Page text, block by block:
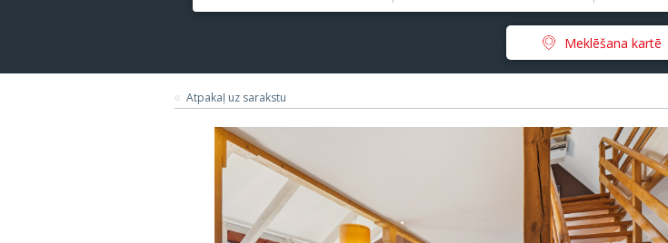
Meklēšana kartē
Atpakaļ uz sarakstu